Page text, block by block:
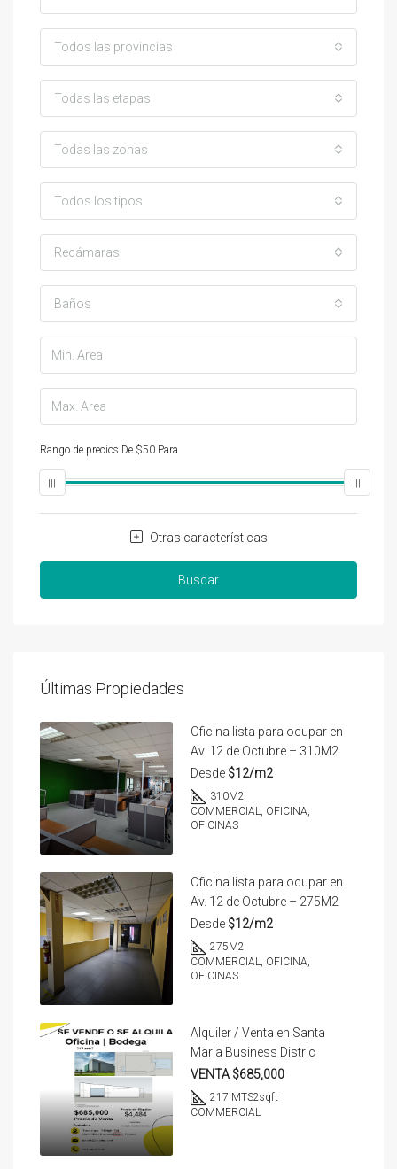
Todos las provincias
Todas las etapas
Todas las zonas
Todos los tipos
Recámaras
Baños
Rango de precios De $50 Para
Otras características
Buscar
Últimas Propiedades
Oficina lista para ocupar en
Av. 12 de Octubre – 310M2
Desde $12/m2
310M2
COMMERCIAL, OFICINA,
OFICINAS
Oficina lista para ocupar en
Av. 12 de Octubre – 275M2
Desde $12/m2
275M2
COMMERCIAL, OFICINA,
OFICINAS
Alquiler / Venta en Santa
Maria Business Distric
VENTA $685,000
217 MTS2sqft
COMMERCIAL